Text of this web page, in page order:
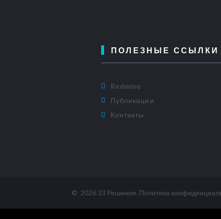
ПОЛЕЗНЫЕ ССЫЛКИ
Redmine
Публикации
Контакты
© 202633 Решения. Политика